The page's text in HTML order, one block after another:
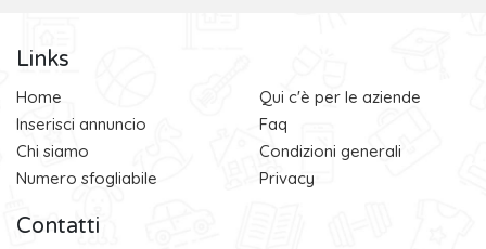
Links
Home
Inserisci annuncio
Chi siamo
Numero sfogliabile
Qui c'è per le aziende
Faq
Condizioni generali
Privacy
Contatti